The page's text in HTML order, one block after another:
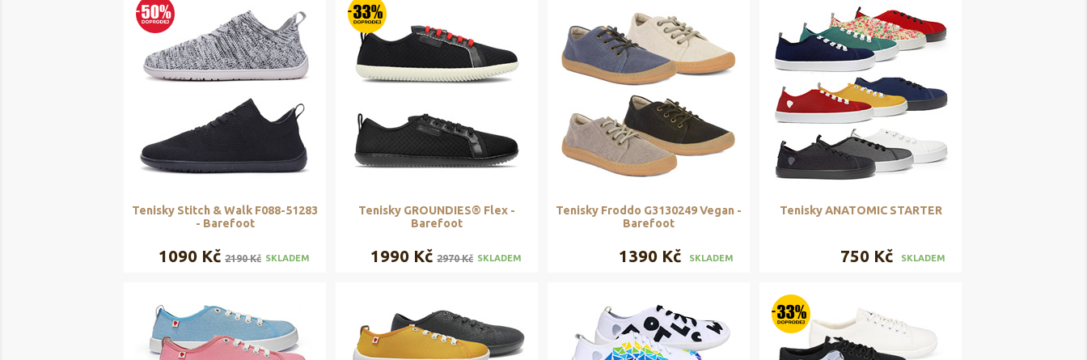
Tenisky Stitch & Walk F088-51283
- Barefoot
1090 Kč 2190 Kč SKLADEM
Tenisky GROUNDIES® Flex -
Barefoot
1990 Kč 2970 Kč SKLADEM
Tenisky Froddo G3130249 Vegan -
Barefoot
1390 Kč SKLADEM
Tenisky ANATOMIC STARTER
750 Kč SKLADEM